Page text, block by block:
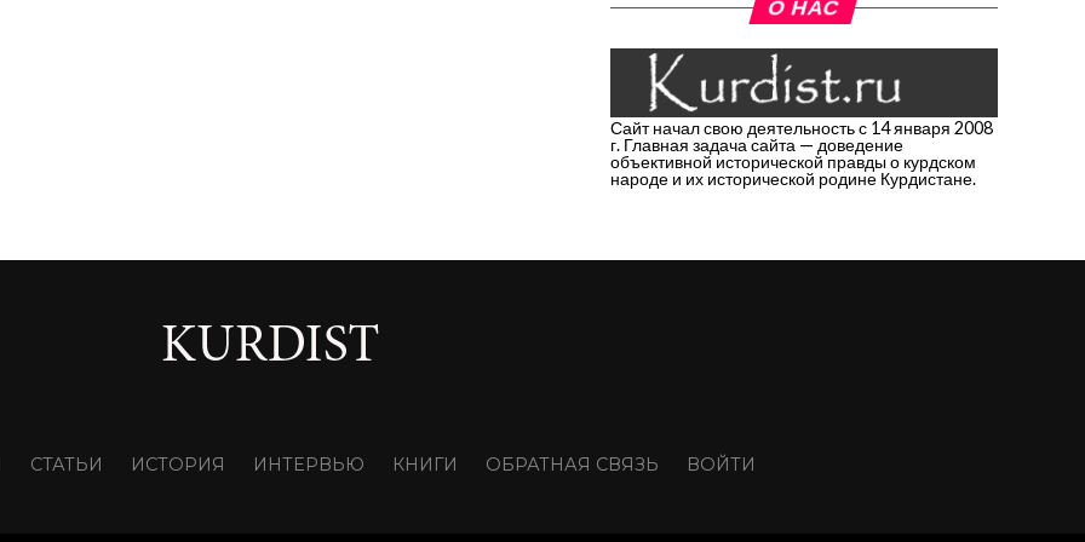
О НАС
Сайт начал свою деятельность с 14 января 2008
г. Главная задача сайта — доведение
объективной исторической правды о курдском
народе и их исторической родине Курдистане.
СТАТЬИ ИСТОРИЯ ИНТЕРВЬЮ КНИГИ ОБРАТНАЯ СВЯЗЬ ВОЙТИ